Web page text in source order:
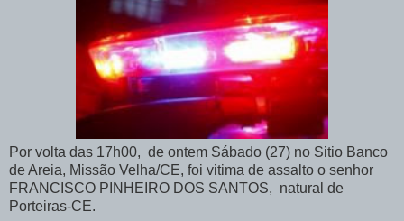
Por volta das 17h00, de ontem Sábado (27) no Sitio Banco
de Areia, Missão Velha/CE, foi vitima de assalto o senhor
FRANCISCO PINHEIRO DOS SANTOS, natural de
Porteiras-CE.